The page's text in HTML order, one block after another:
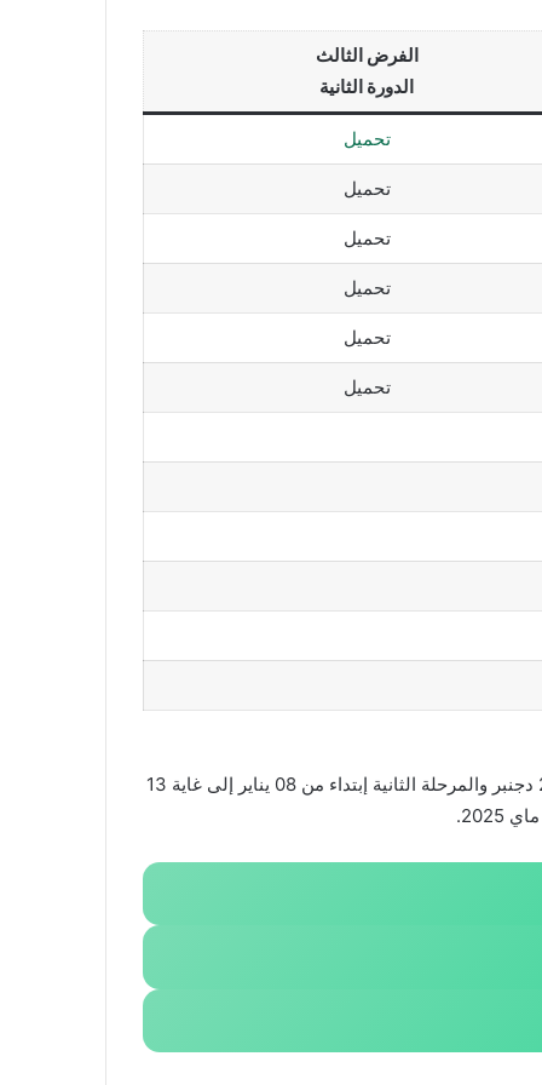
الفرض الثالث
الدورة الثانية
تحميل
تحميل
تحميل
تحميل
تحميل
تحميل
ستجرى فروض مادة اللغة العربية الجذع المشترك علمي و آداب PDF الدورة الاولى المرحلة الاولى إبتداء من 27 نونبر إلى غاية 2 دجنبر والمرحلة الثانية إبتداء من 08 يناير إلى غاية 13